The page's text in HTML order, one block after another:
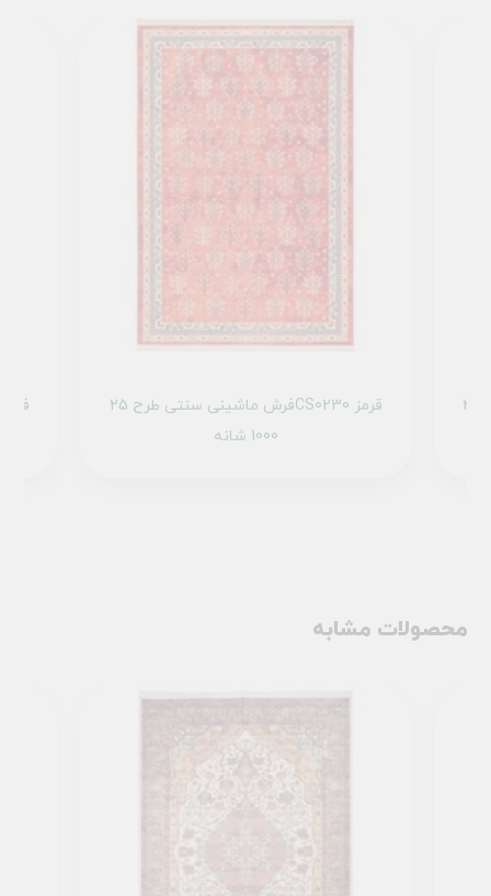
فرش ماشینی سنتی طرح 25CS0230 قرمز
1000 شانه
فرش ماشینی سنتی طرح 25CS0200 عنابی
محصولات مشابه